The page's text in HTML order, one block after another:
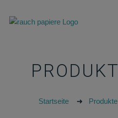
PRODUKT
Startseite ➜ Produkte